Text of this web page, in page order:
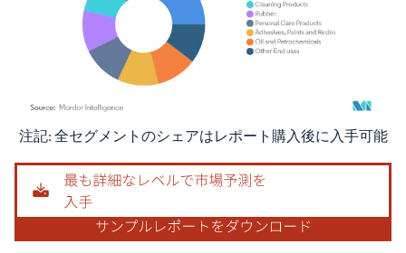
画像 © Mordor Intelligence。再利用にはCC BY 4.0の表示が必要です。
注記: 全セグメントのシェアはレポート購入後に入手可能